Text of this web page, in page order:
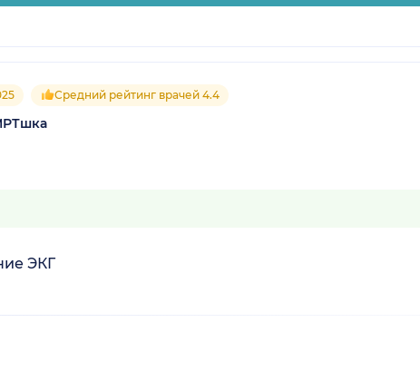
Средний рейтинг врачей 4.4
ЭКГ